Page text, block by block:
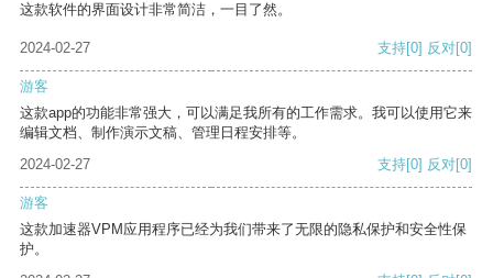
这款软件的界面设计非常简洁，一目了然。
2024-02-27 支持[0] 反对[0]
游客
这款app的功能非常强大，可以满足我所有的工作需求。我可以使用它来
编辑文档、制作演示文稿、管理日程安排等。
2024-02-27
支持[0] 反对[0]
游客
这款加速器VPM应用程序已经为我们带来了无限的隐私保护和安全性保
护。